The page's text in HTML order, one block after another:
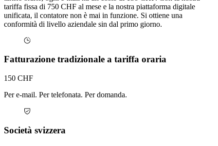
tariffa fissa di 750 CHF al mese e la nostra piattaforma digitale
unificata, il contatore non è mai in funzione. Si ottiene una
conformità di livello aziendale sin dal primo giorno.
Fatturazione tradizionale a tariffa oraria
150 CHF
Per e-mail. Per telefonata. Per domanda.
Società svizzera